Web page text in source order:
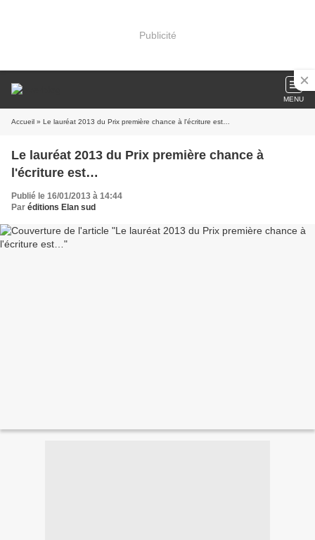
Publicité
MENU
Accueil » Le lauréat 2013 du Prix première chance à l'écriture est…
Le lauréat 2013 du Prix première chance à
l'écriture est…
Publié le 16/01/2013 à 14:44
Par éditions Elan sud